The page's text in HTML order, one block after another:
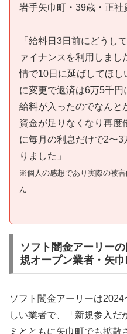
岩手矢巾町・39歳・正社
「給料日3日前にどうし
ァイナンスを利用しま
情で10日に延ばしてほ
に変更で返済は6万5千円
給料が入ったのでなんと
資金が足りなくなり再度
に毎月の利息だけで2〜
りました」
※個人の感想であり実際の被
ん
ソフト闇金アーリー
規オープン業者・矢巾
ソフト闇金アーリーは
しい業者で、「新規参入だ
ミとともに矢巾町でも拡